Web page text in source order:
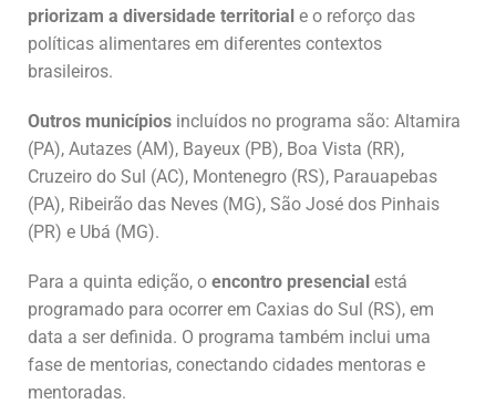
priorizam a diversidade territorial e o reforço das
políticas alimentares em diferentes contextos
brasileiros.
Outros municípios incluídos no programa são: Altamira
(PA), Autazes (AM), Bayeux (PB), Boa Vista (RR),
Cruzeiro do Sul (AC), Montenegro (RS), Parauapebas
(PA), Ribeirão das Neves (MG), São José dos Pinhais
(PR) e Ubá (MG).
Para a quinta edição, o encontro presencial está
programado para ocorrer em Caxias do Sul (RS), em
data a ser definida. O programa também inclui uma
fase de mentorias, conectando cidades mentoras e
mentoradas.